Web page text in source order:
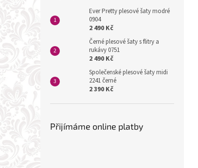
Ever Pretty plesové šaty modré
0904
2 490 Kč
Černé plesové šaty s flitry a
rukávy 0751
2 490 Kč
Společenské plesové šaty midi
2241 černé
2 390 Kč
Přijímáme online platby